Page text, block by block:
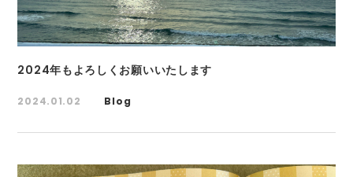
2024年もよろしくお願いいたします
2024.01.02 Blog